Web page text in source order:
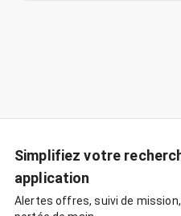
Simplifiez votre
application
Alertes offres, suivi de